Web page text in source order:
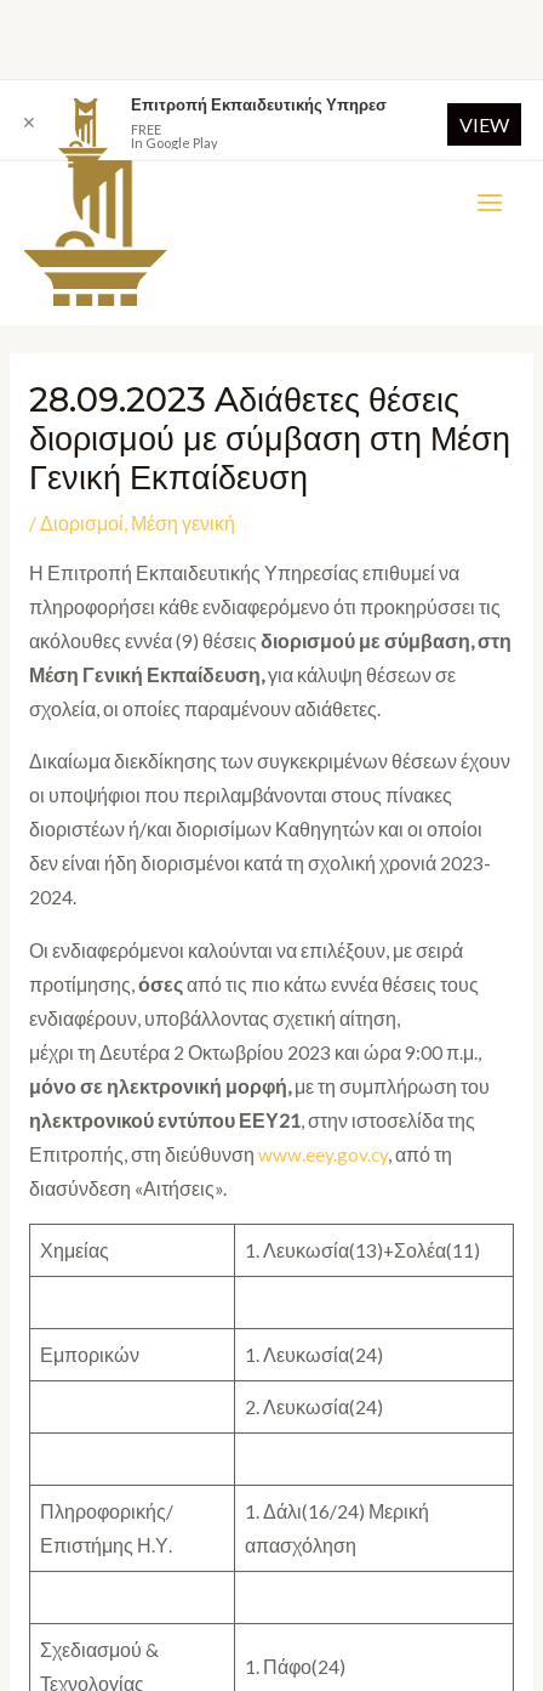
28.09.2023 Aδιάθετες θέσεις
διορισμού με σύμβαση στη Μέση
Γενική Εκπαίδευση
/Διορισμοί, Μέση γενική
Η Επιτροπή Εκπαιδευτικής Υπηρεσίας επιθυμεί να
πληροφορήσει κάθε ενδιαφερόμενο ότι προκηρύσσει τις
ακόλουθες εννέα (9) θέσεις διορισμού με σύμβαση, στη
Μέση Γενική Εκπαίδευση,για κάλυψη θέσεων σε
σχολεία, οι οποίες παραμένουν αδιάθετες.
Δικαίωμα διεκδίκησης των συγκεκριμένων θέσεων έχουν
οι υποψήφιοι που περιλαμβάνονται στους πίνακες
διοριστέων ή/και διορισίμων Καθηγητών και οι οποίοι
δεν είναι ήδη διορισμένοι κατά τη σχολική χρονιά 2023-
2024.
Οι ενδιαφερόμενοι καλούνται να επιλέξουν, με σειρά
προτίμησης,όσεςαπό τις πιο κάτω εννέα θέσεις τους
ενδιαφέρουν, υποβάλλοντας σχετική αίτηση,
μέχρι τη Δευτέρα 2 Οκτωβρίου 2023 και ώρα 9:00 π.μ.,
μόνο σε ηλεκτρονική μορφή,με τη συμπλήρωση του
ηλεκτρονικού εντύπου ΕΕΥ21, στην ιστοσελίδα της
Επιτροπής, στη διεύθυνση www.eey.gov.cy, από τη
διασύνδεση «Αιτήσεις».
Χημείας 1. Λευκωσία(13)+Σολέα(11)
Εμπορικών 1. Λευκωσία(24)
2. Λευκωσία(24)
Πληροφορικής/
Επιστήμης Η.Υ.
1. Δάλι(16/24) Μερική
απασχόληση
Σχεδιασμού &
Τεχνολογίας
1. Πάφο(24)
✕
Επιτροπή Εκπαιδευτικής Υπηρεσ
FREE
In Google Play
VIEW